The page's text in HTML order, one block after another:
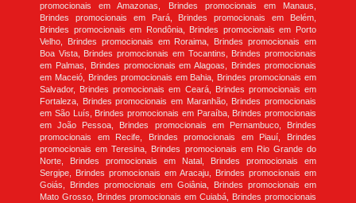
promocionais em Amazonas, Brindes promocionais em Manaus,
Brindes promocionais em Pará, Brindes promocionais em Belém,
Brindes promocionais em Rondônia, Brindes promocionais em Porto
Velho, Brindes promocionais em Roraima, Brindes promocionais em
Boa Vista, Brindes promocionais em Tocantins, Brindes promocionais
em Palmas, Brindes promocionais em Alagoas, Brindes promocionais
em Maceió, Brindes promocionais em Bahia, Brindes promocionais em
Salvador, Brindes promocionais em Ceará, Brindes promocionais em
Fortaleza, Brindes promocionais em Maranhão, Brindes promocionais
em São Luís, Brindes promocionais em Paraíba, Brindes promocionais
em João Pessoa, Brindes promocionais em Pernambuco, Brindes
promocionais em Recife, Brindes promocionais em Piauí, Brindes
promocionais em Teresina, Brindes promocionais em Rio Grande do
Norte, Brindes promocionais em Natal, Brindes promocionais em
Sergipe, Brindes promocionais em Aracaju, Brindes promocionais em
Goiás, Brindes promocionais em Goiânia, Brindes promocionais em
Mato Grosso, Brindes promocionais em Cuiabá, Brindes promocionais